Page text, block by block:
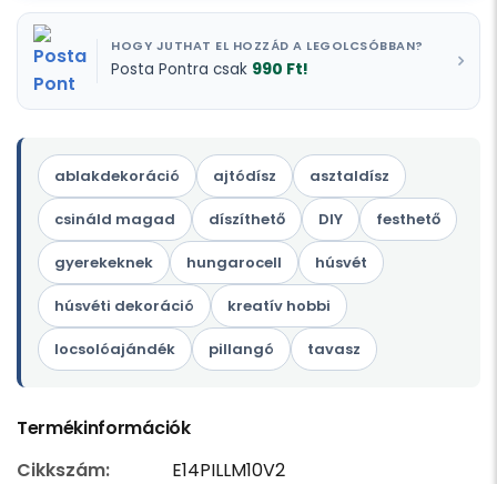
HOGY JUTHAT EL HOZZÁD A LEGOLCSÓBBAN?
Posta Pontra csak 990 Ft!
ablakdekoráció ajtódísz asztaldísz
csináld magad díszíthető DIY festhető
gyerekeknek hungarocell húsvét
húsvéti dekoráció kreatív hobbi
locsolóajándék pillangó tavasz
Termékinformációk
Cikkszám:
E14PILLM10V2